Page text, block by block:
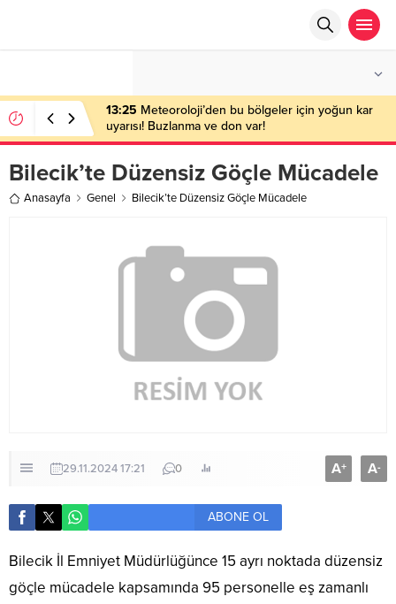
13:25 Meteoroloji’den bu bölgeler için yoğun kar
uyarısı! Buzlanma ve don var!
Bilecik’te Düzensiz Göçle Mücadele
Anasayfa Genel Bilecik’te Düzensiz Göçle Mücadele
29.11.2024 17:21 0 A+ A-
ABONE OL
Bilecik İl Emniyet Müdürlüğünce 15 ayrı noktada düzensiz
göçle mücadele kapsamında 95 personelle eş zamanlı